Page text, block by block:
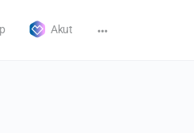
Akut